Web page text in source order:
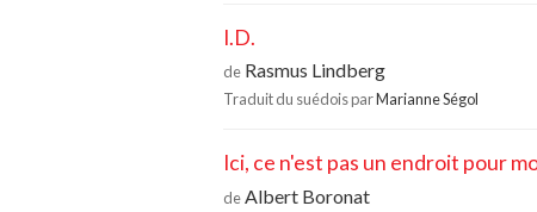
I.D.
de Rasmus Lindberg
Traduit du suédois parMarianne Ségol
Ici, ce n'est pas un endroit pour
deAlbert Boronat